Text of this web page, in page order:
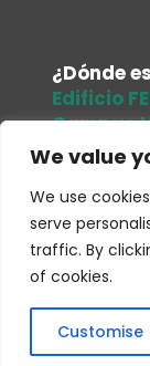
We value
We use
serve
traffic. By
of cookies.
Customise
¿Dónde
Edificio
Campus
15705.
679
Correo
Aviso Legal